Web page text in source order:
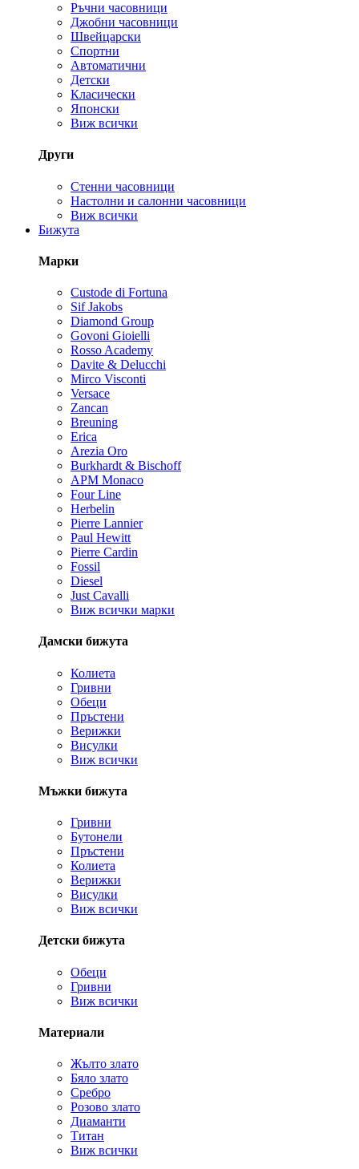
Ръчни часовници
Джобни часовници
Швейцарски
Спортни
Автоматични
Детски
Класически
Японски
Виж всички
Други
Стенни часовници
Настолни и салонни часовници
Виж всички
Бижута
Марки
Custode di Fortuna
Sif Jakobs
Diamond Group
Govoni Gioielli
Rosso Academy
Davite & Delucchi
Mirco Visconti
Versace
Zancan
Breuning
Erica
Arezia Oro
Burkhardt & Bischoff
APM Monaco
Four Line
Herbelin
Pierre Lannier
Paul Hewitt
Pierre Cardin
Fossil
Diesel
Just Cavalli
Виж всички марки
Дамски бижута
Колиета
Гривни
Обеци
Пръстени
Верижки
Висулки
Виж всички
Мъжки бижута
Гривни
Бутонели
Пръстени
Колиета
Верижки
Висулки
Виж всички
Детски бижута
Обеци
Гривни
Виж всички
Материали
Жълто злато
Бяло злато
Сребро
Розово злато
Диаманти
Титан
Виж всички